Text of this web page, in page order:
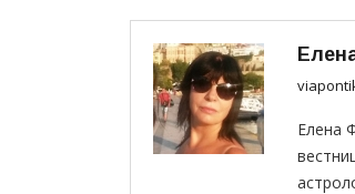
Елена